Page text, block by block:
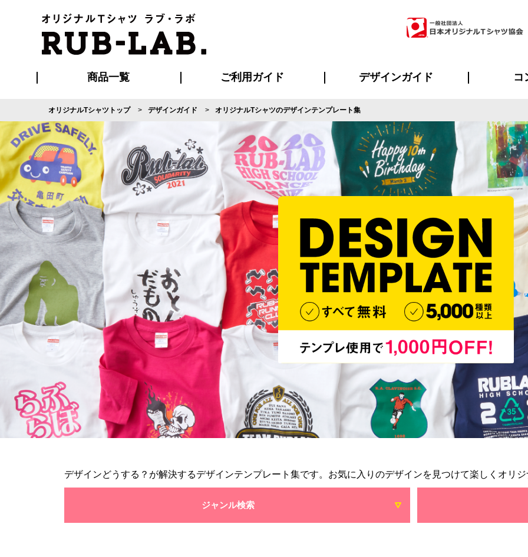
商品一覧
Tシャツ ポロシャツ パーカー・スウェット
ブルゾン・コート セットアップ・ジャージ ツナギ スポー
ハッピ キャップ・バンダナ グッズ全般 の
ご利用ガイド
ご利用ガイド
はじめての方へ
再注文の方へ
お支払い方法について
割引まとめページ
発送・特急サービスについて
版の保管期限について
マイページ会員のメリット
よくあるご質問
デザインガイド
デザイン入稿について
デザイン料について
デザインテンプレート集
デザインシミュレーター
書体一覧（フォント集）
プリント・加工一覧
コ
オリジナルTシャツトップ デザインガイド オリジナルTシャツのデザインテンプレート集
デザインどうする？が解決するデザインテンプレート集です。お気に入りのデザインを見つけて楽しくオリ
ジャンル検索